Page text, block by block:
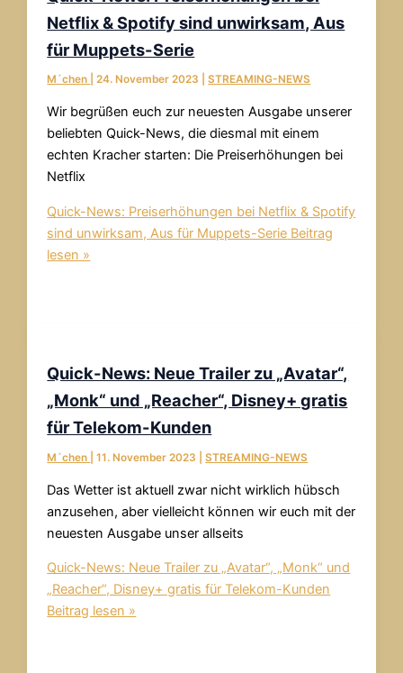
Netflix & Spotify sind unwirksam, Aus
für Muppets-Serie
M´chen |24. November 2023 |STREAMING-NEWS
Wir begrüßen euch zur neuesten Ausgabe unserer
beliebten Quick-News, die diesmal mit einem
echten Kracher starten: Die Preiserhöhungen bei
Netflix
Quick-News: Preiserhöhungen bei Netflix & Spotify
sind unwirksam, Aus für Muppets-Serie Beitrag
lesen »
Quick-News: Neue Trailer zu „Avatar“,
„Monk“ und „Reacher“, Disney+ gratis
für Telekom-Kunden
M´chen |11. November 2023 |STREAMING-NEWS
Das Wetter ist aktuell zwar nicht wirklich hübsch
anzusehen, aber vielleicht können wir euch mit der
neuesten Ausgabe unser allseits
Quick-News: Neue Trailer zu „Avatar“, „Monk“ und
„Reacher“, Disney+ gratis für Telekom-Kunden
Beitrag lesen »